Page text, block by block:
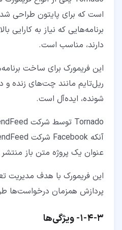
است که برای پایتون طراحی
برنامه‌هایی که نیاز به کارایی
دارند، مناسب است.
این فریمورک برای ساخت
ریل‌تایم مانند چت‌های زنده و
شونده، ایده‌آل است.
عنوان یک پروژه متن باز
این فریمورک با هدف مدیریت
پردازش همزمان درخواست‌ها
۳‏-‏۴‏-‏۱‏- ویژگی‌ها